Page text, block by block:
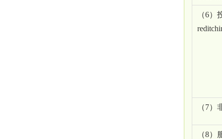
（6）
（7）
（8）